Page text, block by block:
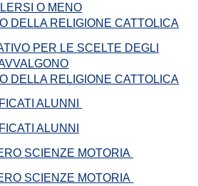
O MENO
DELLA RELIGIONE CATTOLICA
PER LE SCELTE DEGLI
DELLA RELIGIONE CATTOLICA
ALUNNI
ALUNNI
SCIENZE MOTORIA
SCIENZE MOTORIA